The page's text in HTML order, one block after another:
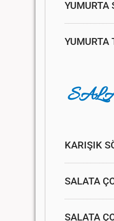
YUMURTA
YUMURTA
KARIŞIK
SALATA
SALATA